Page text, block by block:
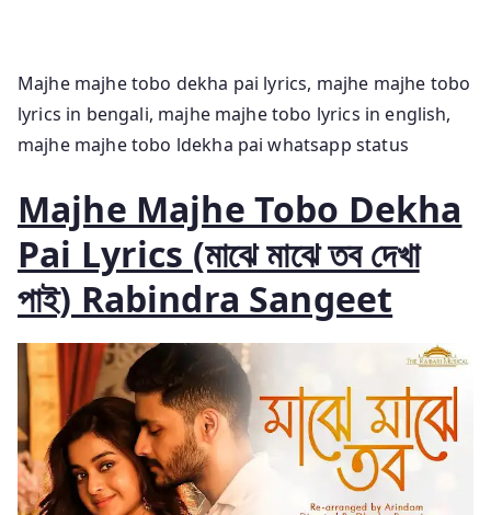
Majhe majhe tobo dekha pai lyrics, majhe majhe tobo
lyrics in bengali, majhe majhe tobo lyrics in english,
majhe majhe tobo ldekha pai whatsapp status
Majhe Majhe Tobo Dekha
Pai Lyrics (মাঝে মাঝে তব দেখা
পাই) Rabindra Sangeet